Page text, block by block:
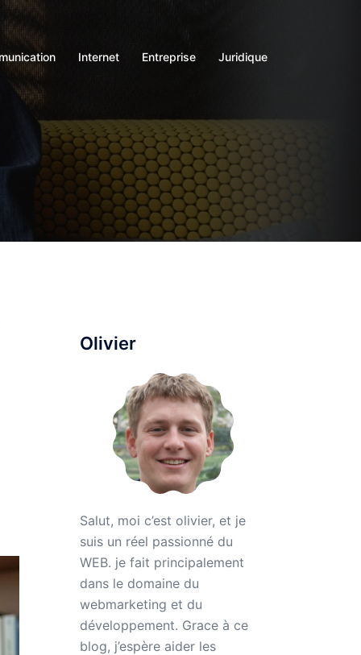
Internet Entreprise Juridique
Olivier
Salut, moi c’est olivier, et je
suis un réel passionné du
WEB. je fait principalement
dans le domaine du
webmarketing et du
développement. Grace à ce
blog, j’espère aider les